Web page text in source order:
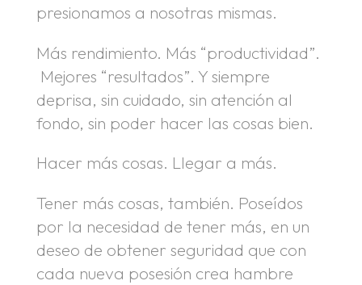
presionamos a nosotras mismas.
Más rendimiento. Más “productividad”.
Mejores “resultados”. Y siempre
deprisa, sin cuidado, sin atención al
fondo, sin poder hacer las cosas bien.
Hacer más cosas. Llegar a más.
Tener más cosas, también. Poseídos
por la necesidad de tener más, en un
deseo de obtener seguridad que con
cada nueva posesión crea hambre